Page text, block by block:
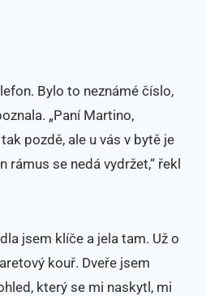
Bylo to neznámé číslo,
„Paní Martino,
pozdě, ale u vás v bytě je
rámus se nedá vydržet,“ řekl
jsem klíče a jela tam. Už o
kouř. Dveře jsem
který se mi naskytl, mi